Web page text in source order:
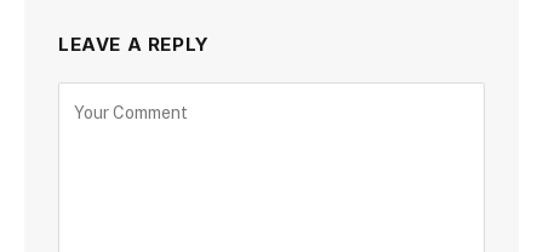
LEAVE A REPLY